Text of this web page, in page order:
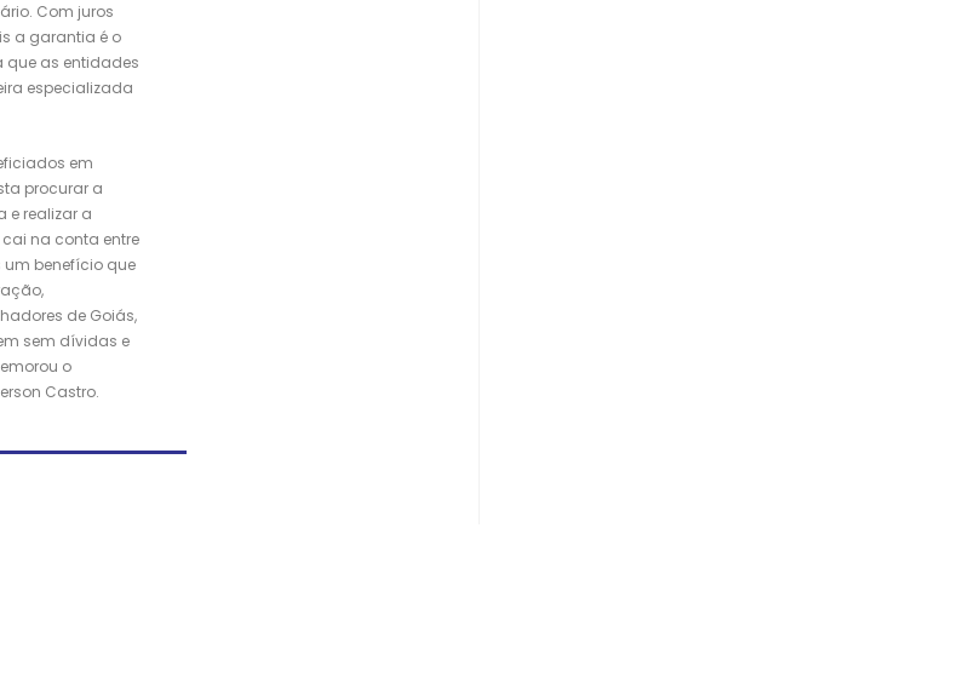
Com juros
a garantia é o
que as entidades
especializada
em
procurar a
e realizar a
cai na conta entre
um benefício que
de Goiás,
sem dívidas e
o
Castro.